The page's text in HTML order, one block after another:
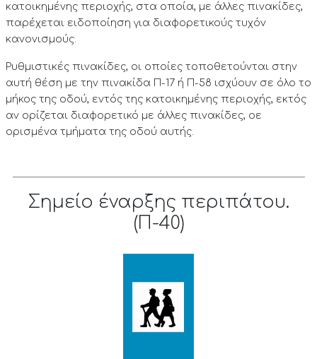
κατοικημένης περιοχής, στα οποία, με άλλες πινακίδες,
παρέχεται ειδοποίηση για διαφορετικούς τυχόν
κανονισμούς.
Ρυθμιστικές πινακίδες, οι οποίες τοποθετούνται στην
αυτή θέση με την πινακίδα Π-17 ή Π-58 ισχύουν σε όλο το
μήκος της οδού, εντός της κατοικημένης περιοχής, εκτός
αν ορίζεται διαφορετικό με άλλες πινακίδες, οε
ορισμένα τμήματα της οδού αυτής.
Σημείο έναρξης περιπάτου.
(Π-40)